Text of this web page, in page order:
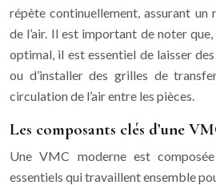
répète continuellement, assurant un
de l’air. Il est important de noter
optimal, il est essentiel de laisser
ou d’installer des grilles de
circulation de l’air entre les pièces.
Les composants clés d’une
Une VMC moderne est
essentiels qui travaillent ensemble